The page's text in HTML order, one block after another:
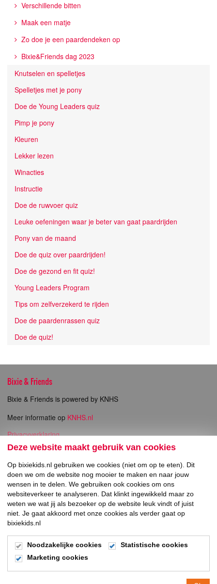
Verschillende bitten
Maak een matje
Zo doe je een paardendeken op
Bixie&Friends dag 2023
Knutselen en spelletjes
Spelletjes met je pony
Doe de Young Leaders quiz
Pimp je pony
Kleuren
Lekker lezen
Winacties
Instructie
Doe de ruwvoer quiz
Leuke oefeningen waar je beter van gaat paardrijden
Pony van de maand
Doe de quiz over paardrijden!
Doe de gezond en fit quiz!
Young Leaders Program
Tips om zelfverzekerd te rijden
Doe de paardenrassen quiz
Doe de quiz!
Bixie & Friends
Bixie & Friends is powered by KNHS
Meer informatie op KNHS.nl
Privacyverklaring
Copyright
Direct naar
Inschrijven Bixie Wedstrijden
Social Media
© 2026
Deze website maakt gebruik van cookies
Op bixiekids.nl gebruiken we cookies (niet om op te eten). Dit
doen we om de website nog mooier te maken en naar jouw
wensen in te delen. We gebruiken ook cookies om ons
websiteverkeer te analyseren. Dat klinkt ingewikkeld maar zo
weten we wat jij als bezoeker op de website leuk vindt of juist
niet. Je gaat akkoord met onze cookies als verder gaat op
bixiekids.nl
Noodzakelijke cookies
Statistische cookies
Marketing cookies